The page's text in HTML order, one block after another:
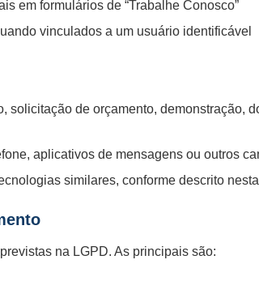
em formulários de “Trabalhe Conosco”
vinculados a um usuário identificável
solicitação de orçamento, demonstração,
aplicativos de mensagens ou outros
similares, conforme descrito
na LGPD. As principais são: